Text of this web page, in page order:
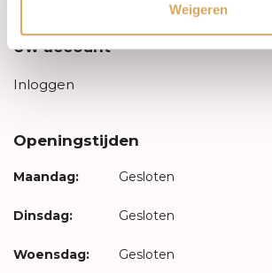
Weigeren
Uw account
Inloggen
Openingstijden
Maandag: Gesloten
Dinsdag: Gesloten
Woensdag: Gesloten